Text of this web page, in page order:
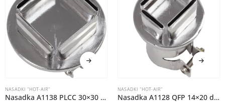
NASADKI "HOT-AIR"
Nasadka A1138 PLCC 30×30 do Quick 861DS/855PG/706
NASADKI "HOT-AIR"
Nasadka A1128 QFP 14×20 do Quick 861DS/855PG/706